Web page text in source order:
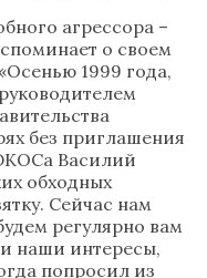
агрессора –
о своем
1999 года,
без приглашения
Василий
обходных
Сейчас нам
регулярно вам
наши интересы,
попросил из